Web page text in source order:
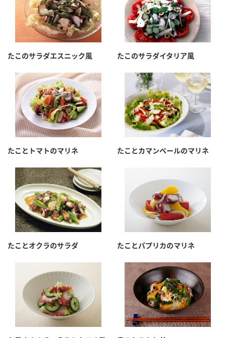
たこのサラダエスニック風 たこのサラダイタリア風
たことトマトのマリネ たことカマンベールのマリネ
たことオクラのサラダ たことパプリカのマリネ